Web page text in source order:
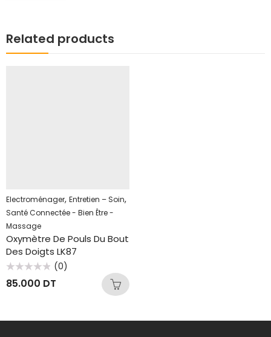
Related products
Electroménager, Entretien – Soin,
Santé Connectée - Bien Être -
Massage
Oxymètre De Pouls Du Bout
Des Doigts LK87
0
(0)
85.000 DT